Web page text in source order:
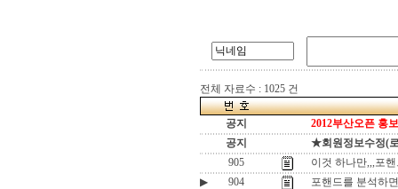
전체 자료수 : 1025 건
공지
2012부산오픈 홍
공지
★회원정보수정(
905
이것 하나만,,,포
▶
904
포핸드를 분석하